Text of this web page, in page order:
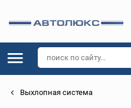
Выхлопная система